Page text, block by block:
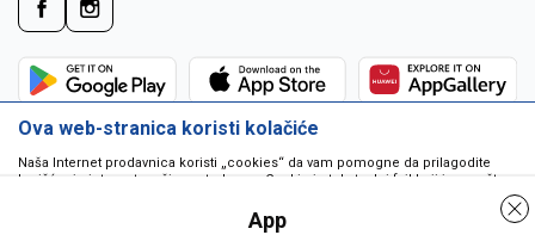
Ova web-stranica koristi kolačiće
Naša Internet prodavnica koristi „cookies“ da vam pomogne da prilagodite
korišćenje interneta vašim potrebama. Cookie je tekstualni fajl koji je smešten
da pokrenu program ili da isporuče virus vašem računaru. Cookie-i su
jedinstveno dodeljeni vama, i jedino mogu biti pročitani od strane web servera
App